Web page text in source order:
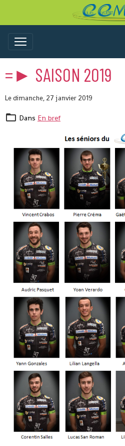
=► SAISON 2019
Le dimanche, 27 janvier 2019
Dans En bref